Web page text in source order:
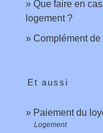
Que faire en
logement ?
Complément
Et aussi
Paiement du
Logement